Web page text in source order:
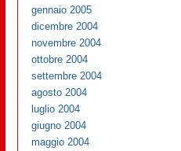
gennaio 2005
dicembre 2004
novembre 2004
ottobre 2004
settembre 2004
agosto 2004
luglio 2004
giugno 2004
maggio 2004